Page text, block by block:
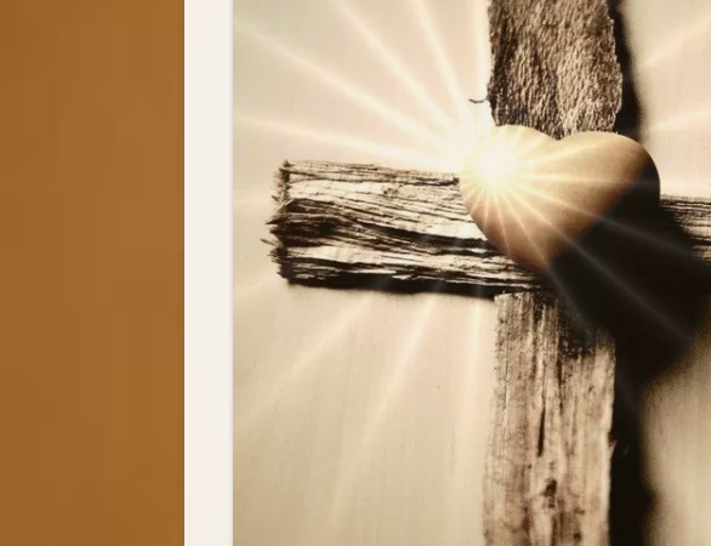
MODLITWY
ŚWIADECTWA O ŁASKACH
AUDIO-VIDEO
SKRZYNKA INTENCJI